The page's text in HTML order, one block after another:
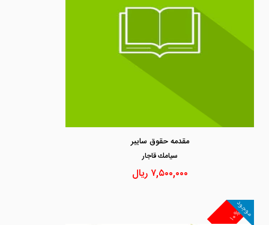
مقدمه حقوق سایبر
سيامك قاجار
۷,۵۰۰,۰۰۰ ریال
۱۰%
موجود